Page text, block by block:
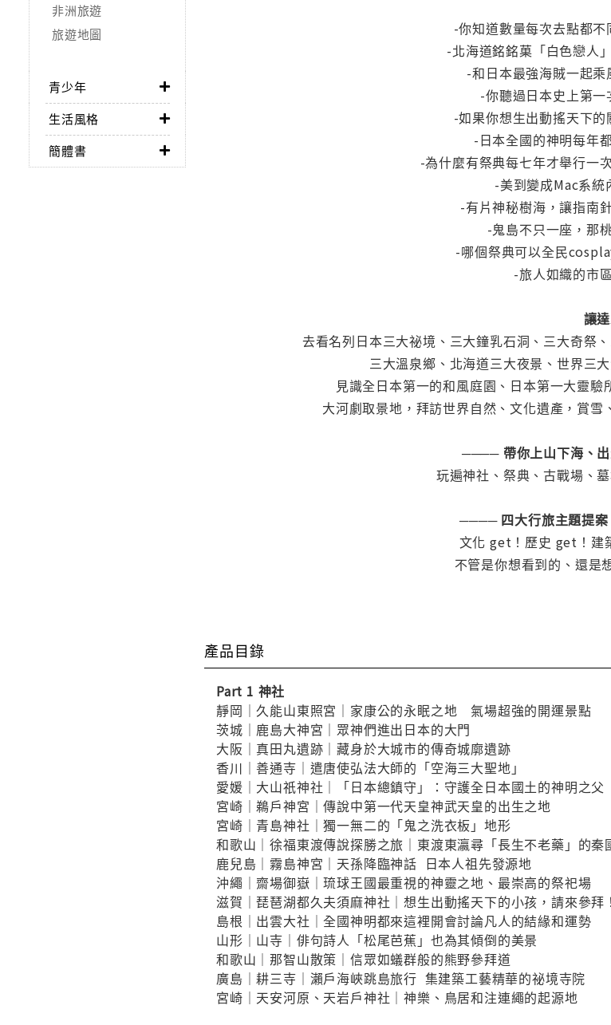
非洲旅遊
旅遊地圖
青少年
生活風格
簡體書
-你知道數量每次去點都
-北海道銘銘菓「白色戀人
-和日本最強海賊一起乘
-你聽過日本史上第一
-如果你想生出動搖天下
-日本全國的神明每年
-為什麼有祭典每七年才舉行一
-美到變成Mac系統
-有片神秘樹海，讓指南
-鬼島不只一座，那
-哪個祭典可以全民
-旅人如織的市
讓
去看名列日本三大祕境、三大鐘乳石洞、三大奇祭
三大溫泉鄉、北海道三大夜景、世界三
見識全日本第一的和風庭園、日本第一大靈
大河劇取景地，拜訪世界自然、文化遺產，賞
──── 帶你上山下海、
玩遍神社、祭典、古戰場、
──── 四大行旅主題提
文化 get！歷史 get！建
不管是你想看到的、還是
產品目錄
Part 1 神社
靜岡｜久能山東照宮｜家康公的永眠之地 氣場超強的開運景點
茨城｜鹿島大神宮｜眾神們進出日本的大門
大阪｜真田丸遺跡｜藏身於大城市的傳奇城廓遺跡
香川｜善通寺｜遣唐使弘法大師的「空海三大聖地」
愛媛｜大山祇神社｜「日本總鎮守」：守護全日本國土的神明之父
宮崎｜鵜戶神宮｜傳說中第一代天皇神武天皇的出生之地
宮崎｜青島神社｜獨一無二的「鬼之洗衣板」地形
和歌山｜徐福東渡傳說探勝之旅｜東渡東瀛尋「長生不老藥」的秦
鹿兒島｜霧島神宮｜天孫降臨神話 日本人祖先發源地
沖繩｜齋場御嶽｜琉球王國最重視的神靈之地、最崇高的祭祀場
滋賀｜琵琶湖都久夫須麻神社｜想生出動搖天下的小孩，請來參拜！
島根｜出雲大社｜全國神明都來這裡開會討論凡人的結緣和運勢
山形｜山寺｜俳句詩人「松尾芭蕉」也為其傾倒的美景
和歌山｜那智山散策｜信眾如蟻群般的熊野參拜道
廣島｜耕三寺｜瀨戶海峽跳島旅行 集建築工藝精華的祕境寺院
宮崎｜天安河原、天岩戶神社｜神樂、鳥居和注連繩的起源地